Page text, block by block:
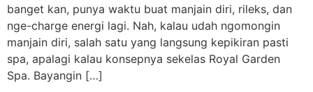
banget kan, punya waktu buat manjain diri, rileks, dan
nge-charge energi lagi. Nah, kalau udah ngomongin
manjain diri, salah satu yang langsung kepikiran pasti
spa, apalagi kalau konsepnya sekelas Royal Garden
Spa. Bayangin […]